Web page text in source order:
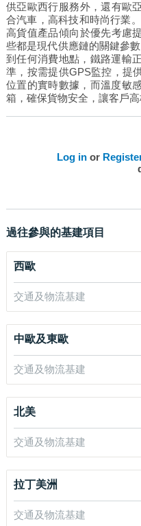
供亞歐西行服務外，還有歐
合汽車，高科技和時尚行業
高貨值產品傾向於優先考慮
些都是現代供應鏈的關鍵參
到任何消費地點，鐵路運輸
準，按需提供GPS監控，提
位置的實時數據，而溫度敏
箱，確保貨物安全，讓客戶高
Log in or
過往參與的基建項目
西歐
交通及物流基建
中歐及東歐
交通及物流基建
北美
交通及物流基建
拉丁美洲
交通及物流基建